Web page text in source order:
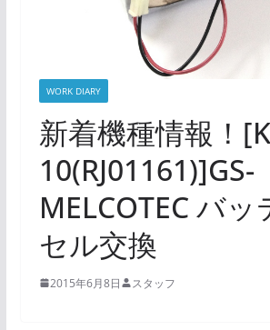
WORK DIARY
新着機種情報！
10(RJ01161)]GS-
MELCOTEC バッ
セル交換
2015年6月8日 スタッフ